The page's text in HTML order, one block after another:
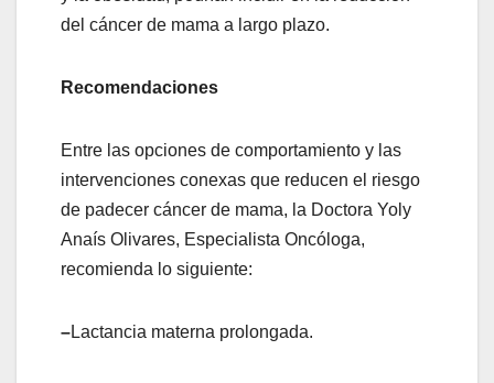
del cáncer de mama a largo plazo.
Recomendaciones
Entre las opciones de comportamiento y las
intervenciones conexas que reducen el riesgo
de padecer cáncer de mama, la Doctora Yoly
Anaís Olivares, Especialista Oncóloga,
recomienda lo siguiente:
–Lactancia materna prolongada.